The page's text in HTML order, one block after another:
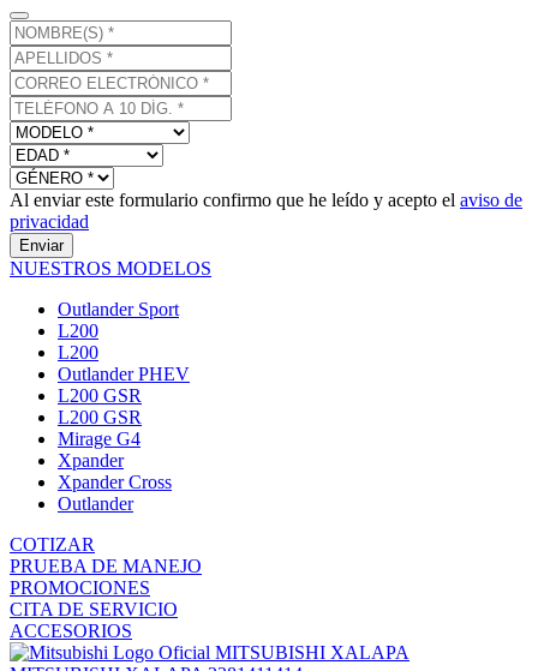
Al enviar este formulario confirmo que he leído y acepto el aviso de
privacidad
Enviar
NUESTROS MODELOS
Outlander Sport
L200
L200
Outlander PHEV
L200 GSR
L200 GSR
Mirage G4
Xpander
Xpander Cross
Outlander
COTIZAR
PRUEBA DE MANEJO
PROMOCIONES
CITA DE SERVICIO
ACCESORIOS
MITSUBISHI XALAPA